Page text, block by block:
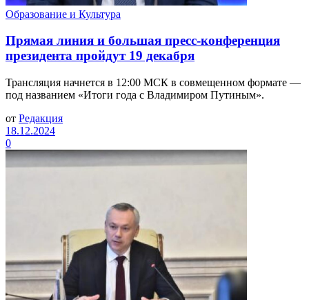
Образование и Культура
Прямая линия и большая пресс-конференция
президента пройдут 19 декабря
Трансляция начнется в 12:00 МСК в совмещенном формате —
под названием «Итоги года с Владимиром Путиным».
от Редакция
18.12.2024
0